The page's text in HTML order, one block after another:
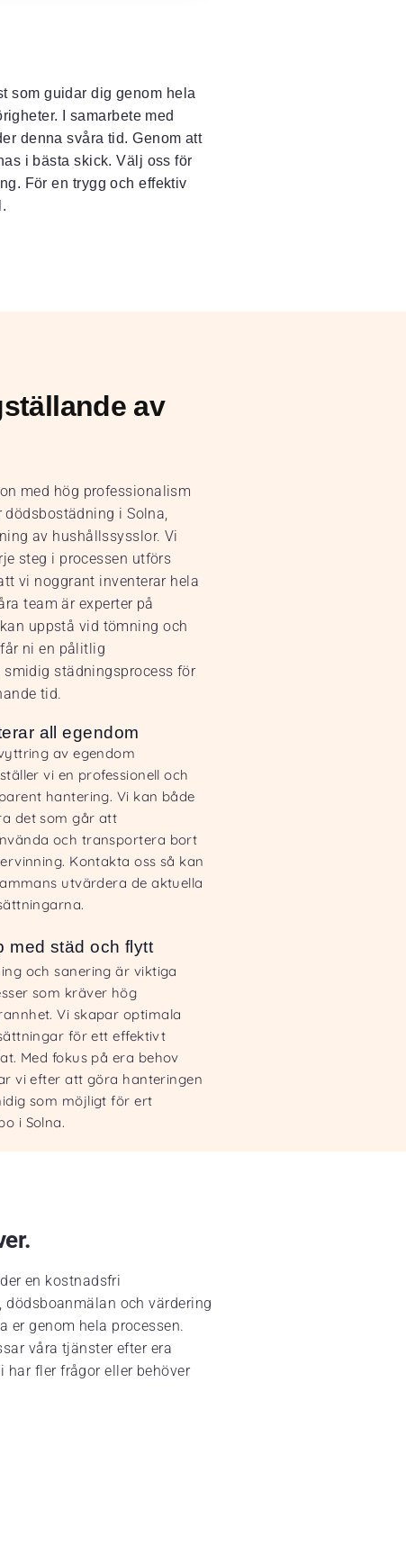
som guidar dig genom hela
I samarbete med
denna svåra tid. Genom att
i bästa skick. Välj oss för
För en trygg och effektiv
av
med hög professionalism
i Solna,
av hushållssysslor. Vi
steg i processen utförs
vi noggrant inventerar hela
team är experter på
uppstå vid tömning och
ni en pålitlig
smidig städningsprocess för
tid.
all egendom
av egendom
vi en professionell och
hantering. Vi kan både
det som går att
och transportera bort
Kontakta oss så kan
utvärdera de aktuella
med städ och flytt
och sanering är viktiga
som kräver hög
Vi skapar optimala
för ett effektivt
Med fokus på era behov
vi efter att göra hanteringen
som möjligt för ert
i Solna.
en kostnadsfri
och värdering
er genom hela processen.
våra tjänster efter era
har fler frågor eller behöver